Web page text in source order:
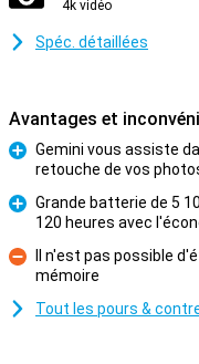
4k vidéo
Spéc. détaillées
Avantages et
Pour
Gemini vous assiste
retouche de vos
Pour
Grande batterie de 5
120 heures avec
Contre
Il n'est pas possible
mémoire
Tout les pours &